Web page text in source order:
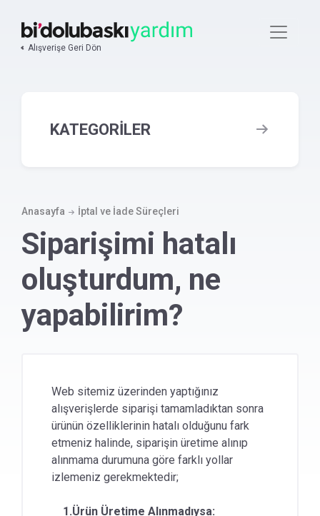
içeriğe
atla
Alışverişe Geri Dön
Anasayfa İptal ve İade Süreçleri
Siparişimi hatalı
oluşturdum, ne
yapabilirim?
Web sitemiz üzerinden yaptığınız
alışverişlerde siparişi tamamladıktan sonra
ürünün özelliklerinin hatalı olduğunu fark
etmeniz halinde, siparişin üretime alınıp
alınmama durumuna göre farklı yollar
izlemeniz gerekmektedir;
1.Ürün Üretime Alınmadıysa:
KATEGORİLER
Siparişimi nasıl iptal edebilirim?
Siparişim kargoya verildikten sonra
iptal edebilir miyim?
Siparişimi hatalı oluşturdum, ne
yapabilirim?
Ürünlerimi nasıl iade edebilirim?
İletişim (Destek) Kanalları
İade koşulları nelerdir?
ne zaman yapılacak?